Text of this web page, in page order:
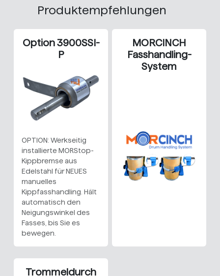
Produktempfehlungen
Option 3900SSI-
P
OPTION: Werkseitig
installierte MORStop-
Kippbremse aus
Edelstahl für NEUES
manuelles
Kippfasshandling. Hält
automatisch den
Neigungswinkel des
Fasses, bis Sie es
bewegen.
MORCINCH
Fasshandling-
System
Trommeldurch